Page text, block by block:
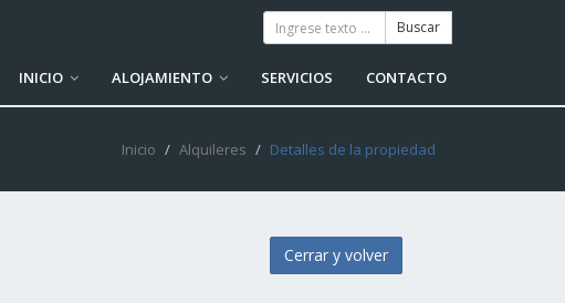
INICIO ALOJAMIENTO SERVICIOS CONTACTO
Inicio Alquileres Detalles de la propiedad
Cerrar y volver